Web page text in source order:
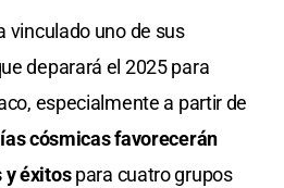
vinculado uno de sus
deparará el 2025 para
especialmente a partir de
cósmicas favorecerán
y éxitospara cuatro grupos